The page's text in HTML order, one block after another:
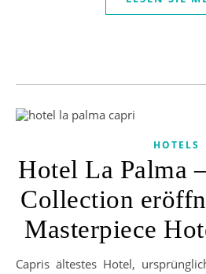
HOTELS
Hotel La Palma
Collection
Masterpiece
Capris ältestes Hotel, ursprünglich erbaut im Jahr 1822,